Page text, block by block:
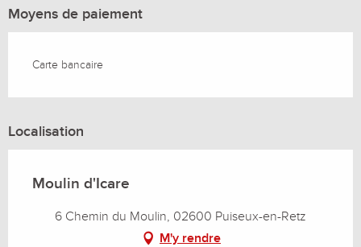
Moyens de paiement
Carte bancaire
Localisation
Moulin d'Icare
6 Chemin du Moulin, 02600 Puiseux-en-Retz
M'y rendre